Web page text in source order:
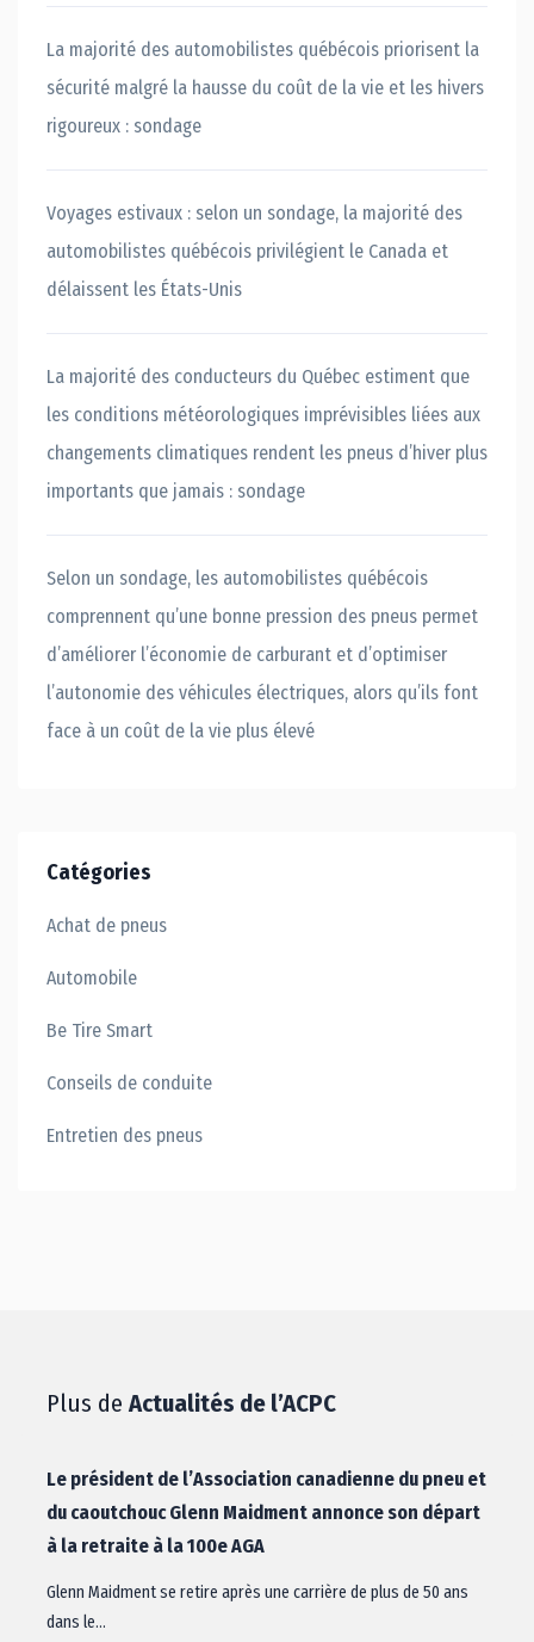
La majorité des automobilistes québécois priorisent la
sécurité malgré la hausse du coût de la vie et les hivers
rigoureux : sondage
Voyages estivaux : selon un sondage, la majorité des
automobilistes québécois privilégient le Canada et
délaissent les États-Unis
La majorité des conducteurs du Québec estiment que
les conditions météorologiques imprévisibles liées aux
changements climatiques rendent les pneus d’hiver plus
importants que jamais : sondage
Selon un sondage, les automobilistes québécois
comprennent qu’une bonne pression des pneus permet
d’améliorer l’économie de carburant et d’optimiser
l’autonomie des véhicules électriques, alors qu’ils font
face à un coût de la vie plus élevé
Catégories
Achat de pneus
Automobile
Be Tire Smart
Conseils de conduite
Entretien des pneus
Plus de Actualités de l’ACPC
Le président de l’Association canadienne du pneu et
du caoutchouc Glenn Maidment annonce son départ
à la retraite à la 100e AGA
Glenn Maidment se retire après une carrière de plus de 50 ans
dans le…